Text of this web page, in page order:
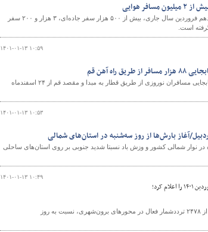
بر اساس آمارهای اعلام شده، از ۲۵ اسفند ۱۴۰۰ تا دوازدهم فروردین سال جاری، بیش از ۵۰۰ هزار سفر جاده‌ای، ۳ هزار و ۲۰۰ سفر
۱۴۰۱-۰۱-۱۳ ۱۰:۵۹
مدیر کل راه آهن استان قم از افزایش ۲ برابری میزان جابجایی مسافران نوروزی از طریق قطار به مبدا و مقصد قم از ۲۴ اسفندماه
۱۴۰۱-۰۱-۱۳ ۱۰:۵۳
آغاز بارش‌ها از روز سه‌شنبه در استان‌های شمالی
در نوار شمالی کشور و وزش باد نسبتا شدید جنوبی بر روی استان‌های ساحلی
۱۴۰۱-۰۱-۱۳ ۱۰:۴۹
طی شبانه ‌روز گذشته، براساس آخرین اطلاعات دریافتی از ۲۴۷۸ ترددشمار فعال در محورهای برون‌شهری، نسبت به روز